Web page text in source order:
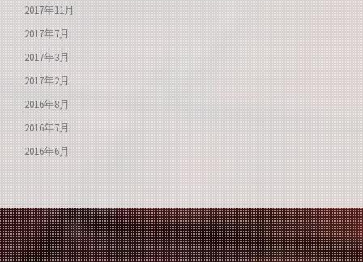
2017年11月
2017年7月
2017年3月
2017年2月
2016年8月
2016年7月
2016年6月